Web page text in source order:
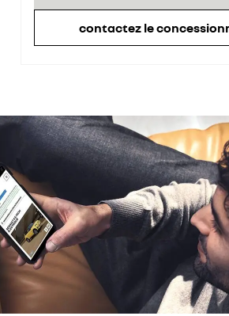
contactez le